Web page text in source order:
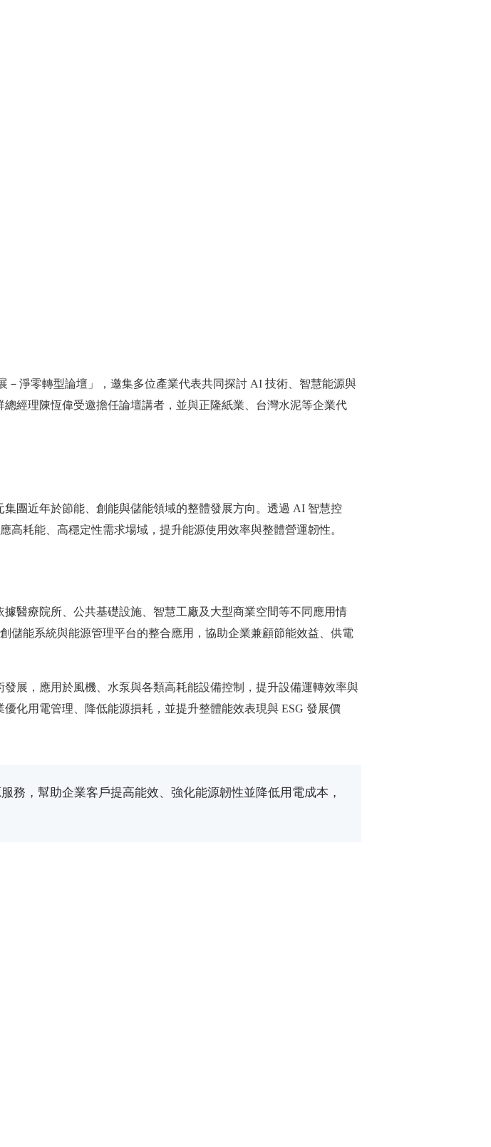
淨零轉型論壇」，邀集多位產業代表共同探討 AI 技術、智慧能源與
經理陳恆偉受邀擔任論壇講者，並與正隆紙業、台灣水泥等企業代
團近年於節能、創能與儲能領域的整體發展方向。透過 AI 智慧控
耗能、高穩定性需求場域，提升能源使用效率與整體營運韌性。
醫療院所、公共基礎設施、智慧工廠及大型商業空間等不同應用情
儲能系統與能源管理平台的整合應用，協助企業兼顧節能效益、供電
展，應用於風機、水泵與各類高耗能設備控制，提升設備運轉效率與
化用電管理、降低能源損耗，並提升整體能效表現與 ESG 發展價
務，幫助企業客戶提高能效、強化能源韌性並降低用電成本，